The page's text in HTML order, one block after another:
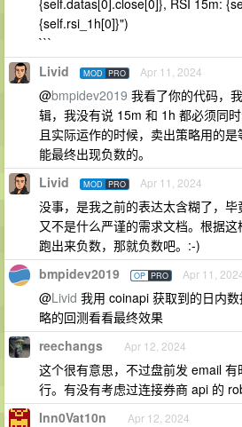
{self.rsi_1h[0]}")
```
Livid MOD PRO Apr 11, 2024
@bmpidev2019 我看了你的代码，
辑，我没有说 15m 和 1h 都必须同
且实际运作的时候，卖出策略用的
能最终出现负数的。
Livid MOD PRO Apr 11, 2024
没事，是我之前的表达太含糊了，毕
又不是什么严谨的需求文档。根据
跑出来负数，那就负数吧。:-)
bmpidev2019 OP PRO Apr 11,
@Livid 我用 coinapi 获取到的日内
略的回测看看最终效果
reechangs Apr 12, 2024
这个很有意思，不过盘前发 email
行。有没有考虑过连接券商 api 的
Inn0Vat10n Apr 12, 2024